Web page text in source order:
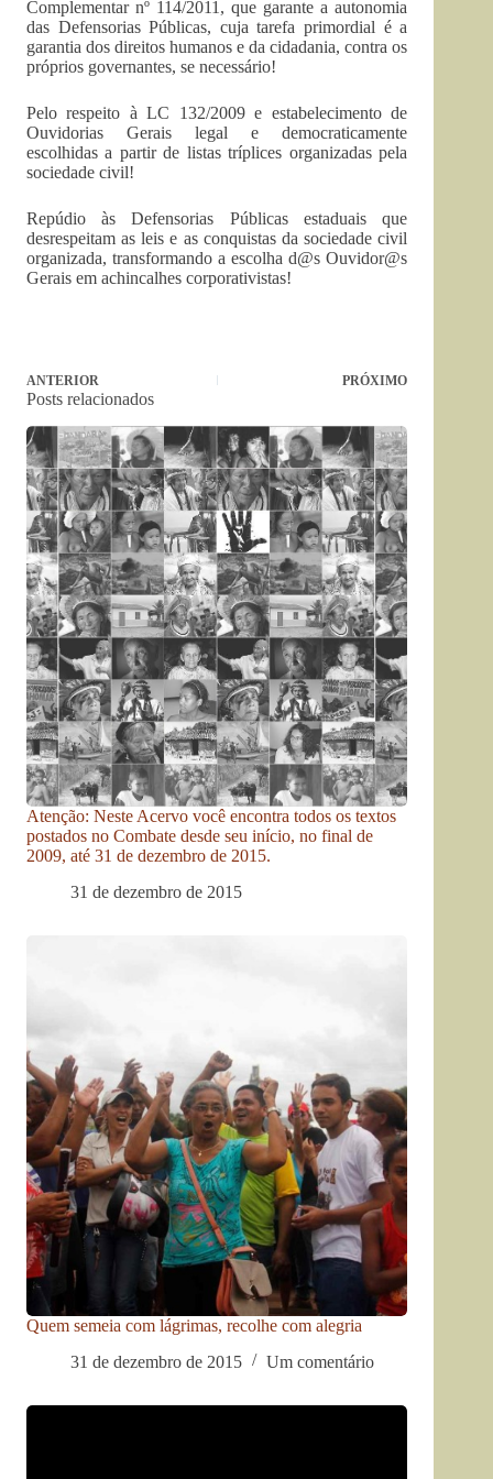
Complementar nº 114/2011, que garante a autonomia
das Defensorias Públicas, cuja tarefa primordial é a
garantia dos direitos humanos e da cidadania, contra os
próprios governantes, se necessário!
Pelo respeito à LC 132/2009 e estabelecimento de
Ouvidorias Gerais legal e democraticamente
escolhidas a partir de listas tríplices organizadas pela
sociedade civil!
Repúdio às Defensorias Públicas estaduais que
desrespeitam as leis e as conquistas da sociedade civil
organizada, transformando a escolha d@s Ouvidor@s
Gerais em achincalhes corporativistas!
ANTERIOR PRÓXIMO
Posts relacionados
Atenção: Neste Acervo você encontra todos os textos
postados no Combate desde seu início, no final de
2009, até 31 de dezembro de 2015.
31 de dezembro de 2015
Quem semeia com lágrimas, recolhe com alegria
31 de dezembro de 2015
Um comentário